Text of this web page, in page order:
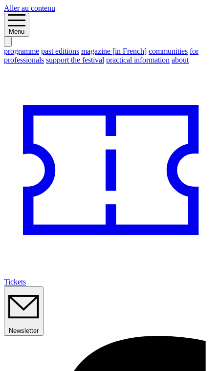
Aller au contenu
Menu
programme past editions magazine [in French] communities for
professionals support the festival practical information about
Tickets
Newsletter